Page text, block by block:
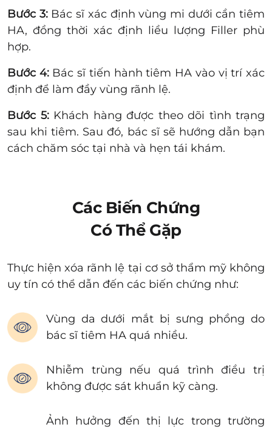
Bước 3:Bác sĩ xác định vùng mi dưới cần tiêm
HA, đồng thời xác định liều lượng Filler phù
hợp.
Bước 4:Bác sĩ tiến hành tiêm HA vào vị trí xác
định để làm đầy vùng rãnh lệ.
Bước 5:Khách hàng được theo dõi tình trạng
sau khi tiêm. Sau đó, bác sĩ sẽ hướng dẫn bạn
cách chăm sóc tại nhà và hẹn tái khám.
Các Biến Chứng
Có Thể Gặp
Thực hiện xóa rãnh lệ tại cơ sở thẩm mỹ không
uy tín có thể dẫn đến các biến chứng như:
Vùng da dưới mắt bị sưng phồng do
bác sĩ tiêm HA quá nhiều.
Nhiễm trùng nếu quá trình điều trị
không được sát khuẩn kỹ càng.
Ảnh hưởng đến thị lực trong trường